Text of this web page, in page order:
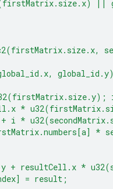
||
*
i *
*
+ resultCell.x *
= result;